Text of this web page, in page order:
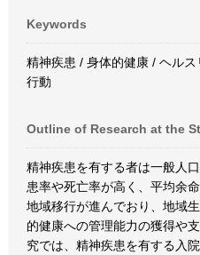
Keywords
精神疾患 / 身体的健康 / ヘル
行動
Outline of Research at the
精神疾患を有する者は一般人
患率や死亡率が高く、平均余
地域移行が進んでおり、地域
的健康への管理能力の獲得や
究では、精神疾患を有する入